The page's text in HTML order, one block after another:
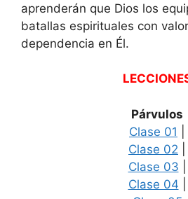
aprenderán que Dios los
batallas espirituales con
dependencia en Él.
Párvulos
Clase 01
Clase 02
Clase 03
Clase 04